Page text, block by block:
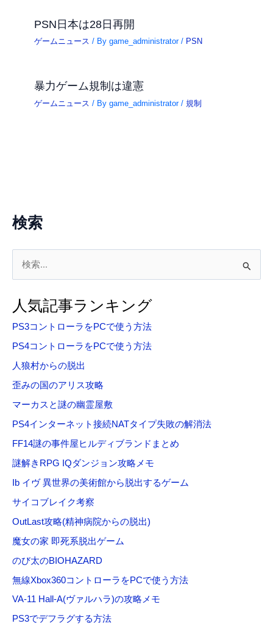
検索
象
:
人気記事ランキング
PS3コントローラをPCで使う方法
PS4コントローラをPCで使う方法
人狼村からの脱出
歪みの国のアリス攻略
マーカスと謎の幽霊屋敷
PS4インターネット接続NATタイプ失敗の解消法
FF14謎の事件屋ヒルディブランドまとめ
謎解きRPG IQダンジョン攻略メモ
Ib イヴ 異世界の美術館から脱出するゲーム
サイコブレイク考察
OutLast攻略(精神病院からの脱出)
魔女の家 即死系脱出ゲーム
のび太のBIOHAZARD
無線Xbox360コントローラをPCで使う方法
VA-11 Hall-A(ヴァルハラ)の攻略メモ
PS3でデフラグする方法
PSN日本は28日再開
ゲームニュース / Bygame_administrator/ PSN
暴力ゲーム規制は違憲
ゲームニュース / Bygame_administrator/規制